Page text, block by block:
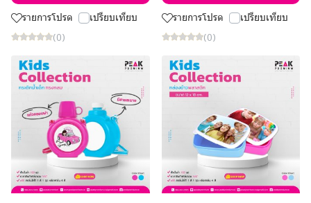
รายการโปรด เปรียบเทียบ
(0)
รายการโปรด เปรียบเทียบ
(0)